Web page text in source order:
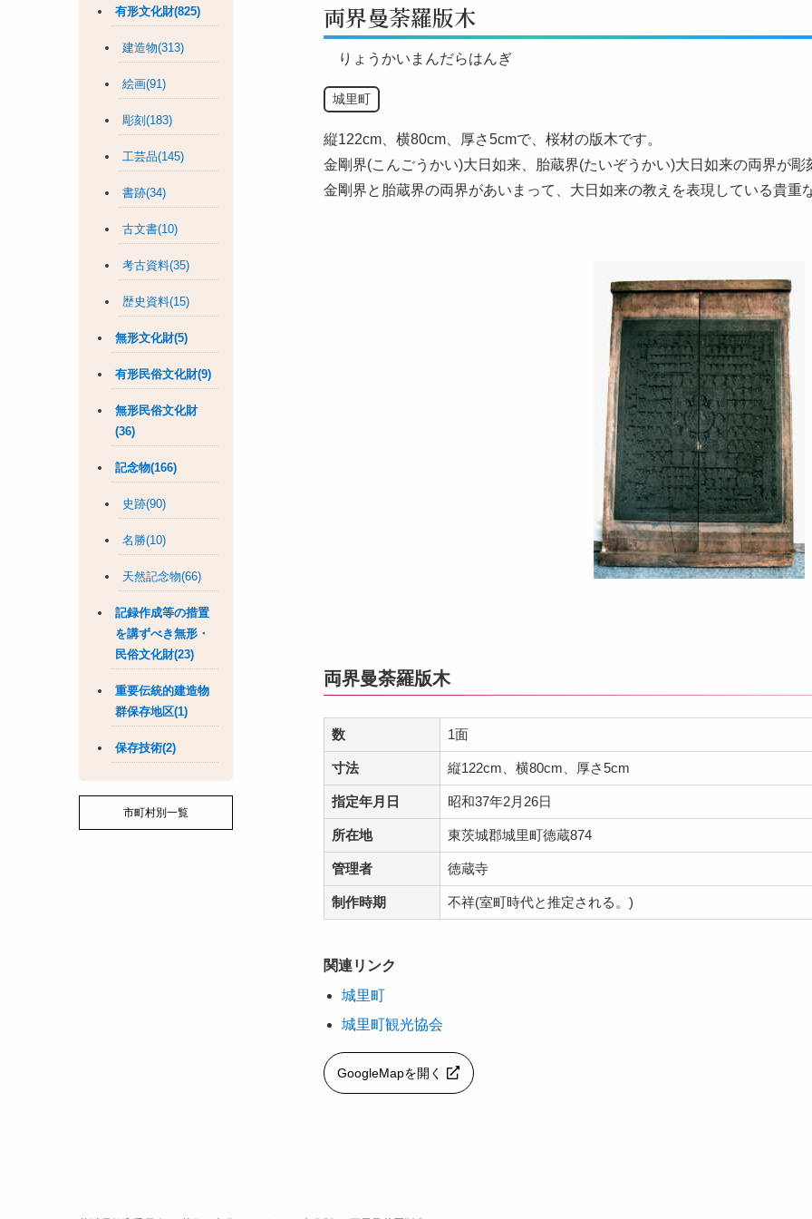
有形文化財(825)
建造物(313)
絵画(91)
彫刻(183)
工芸品(145)
書跡(34)
古文書(10)
考古資料(35)
歴史資料(15)
無形文化財(5)
有形民俗文化財(9)
無形民俗文化財
(36)
記念物(166)
史跡(90)
名勝(10)
天然記念物(66)
記録作成等の措置
を講ずべき無形・
民俗文化財(23)
重要伝統的建造物
群保存地区(1)
保存技術(2)
市町村別一覧
両界曼荼羅版木
りょうかいまんだらはんぎ
城里町
縦122cm、横80cm、厚さ5cmで、桜材の版木です。
金剛界(こんごうかい)大日如来、胎蔵界(たいぞうかい)大日如来の両界が彫
金剛界と胎蔵界の両界があいまって、大日如来の教えを表現している貴重
両界曼荼羅版木
数 1面
寸法 縦122cm、横80cm、厚さ5cm
指定年月日 昭和37年2月26日
所在地 東茨城郡城里町徳蔵874
管理者 徳蔵寺
制作時期 不祥(室町時代と推定される。)
関連リンク
城里町
城里町観光協会
GoogleMapを開く